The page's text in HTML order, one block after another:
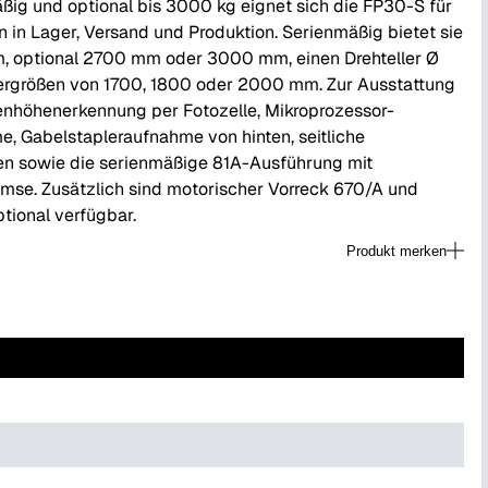
und optional bis 3000 kg eignet sich die FP30-S für
Lager, Versand und Produktion. Serienmäßig bietet sie
optional 2700 mm oder 3000 mm, einen Drehteller Ø
von 1700, 1800 oder 2000 mm. Zur Ausstattung
per Fotozelle, Mikroprozessor-
Gabelstapleraufnahme von hinten, seitliche
sowie die serienmäßige 81A-Ausführung mit
Zusätzlich sind motorischer Vorreck 670/A und
verfügbar.
Produkt merken